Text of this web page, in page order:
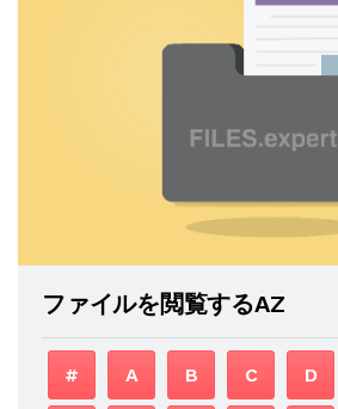
ファイルを閲覧するAZ
# A B C D